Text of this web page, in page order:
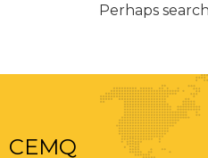
Perhaps
CEMQ